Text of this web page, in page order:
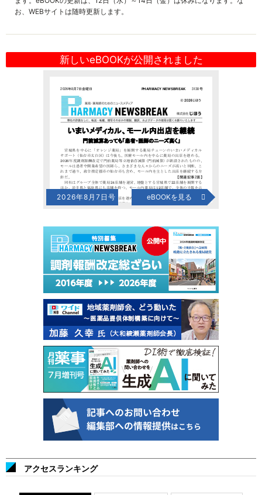
お、WEBサイトは随時更新します。
新しいeBOOKが公開されました
2026年8月7日号 eBOOKを見る
アクセスランキング